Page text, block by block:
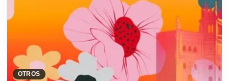
OTROS